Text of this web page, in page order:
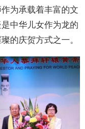
为承载着丰富的文
中华儿女作为龙的
的庆贺方式之一。